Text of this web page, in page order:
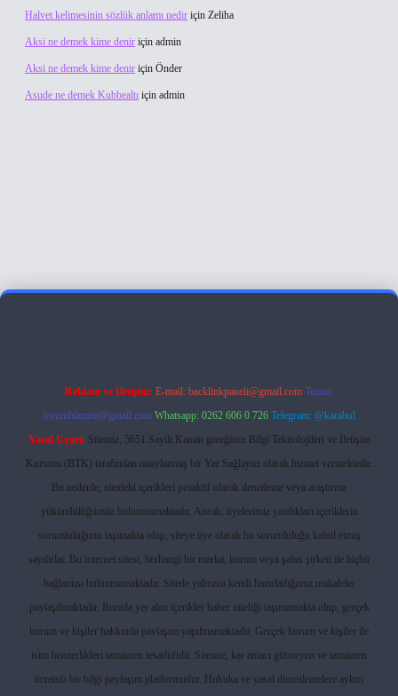
Halvet kelimesinin sözlük anlamı nedir için Zeliha
Aksi ne demek kime denir için admin
Aksi ne demek kime denir için Önder
Asude ne demek Kubbealtı için admin
Reklam ve İletişim: E-mail: backlinkpaneli@gmail.com Teams:
forumhizmeti@gmail.com Whatsapp: 0262 606 0 726 Telegram: @karabul
Yasal Uyarı: Sitemiz, 5651 Sayılı Kanun gereğince Bilgi Teknolojileri ve İletişim
Kurumu (BTK) tarafından onaylanmış bir Yer Sağlayıcı olarak hizmet vermektedir.
Bu nedenle, sitedeki içerikleri proaktif olarak denetleme veya araştırma
yükümlülüğümüz bulunmamaktadır. Ancak, üyelerimiz yazdıkları içeriklerin
sorumluluğunu taşımakta olup, siteye üye olarak bu sorumluluğu kabul etmiş
sayılırlar. Bu internet sitesi, herhangi bir marka, kurum veya şahıs şirketi ile hiçbir
bağlantısı bulunmamaktadır. Sitede yalnızca kendi hazırladığımız makaleler
paylaşılmaktadır. Burada yer alan içerikler haber niteliği taşımamakta olup, gerçek
kurum ve kişiler hakkında paylaşım yapılmamaktadır. Gerçek kurum ve kişiler ile
isim benzerlikleri tamamen tesadüfidir. Sitemiz, kar amacı gütmeyen ve tamamen
ücretsiz bir bilgi paylaşım platformudur. Hukuka ve yasal düzenlemelere aykırı